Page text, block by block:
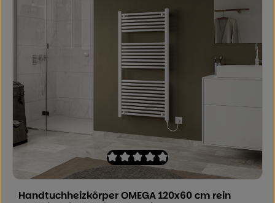
Durchschnittliche Bewertung von 0
Handtuchheizkörper OMEGA 120x60 cm rein